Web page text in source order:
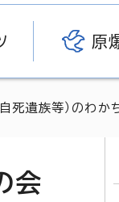
原
遺族等）のわか
会